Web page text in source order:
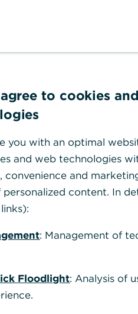
für
zu regeln?
to cookies
you with an optimal
and web technologies
convenience and
personalized content. In
: Management of
Floodlight: Analysis of